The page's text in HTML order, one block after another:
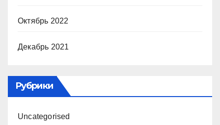
Октябрь 2022
Декабрь 2021
Рубрики
Uncategorised